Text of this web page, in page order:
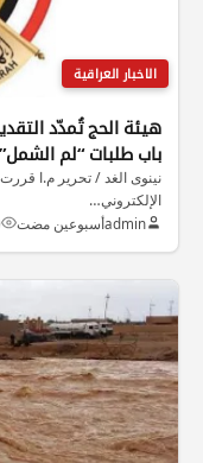
الاخبار العراقية
هيئة الحج تُمدّد
باب طلبات “لم الشمل”
نينوى الغد / تحرير م.ا قررت
الإلكتروني…
adminأسبوعين مضت